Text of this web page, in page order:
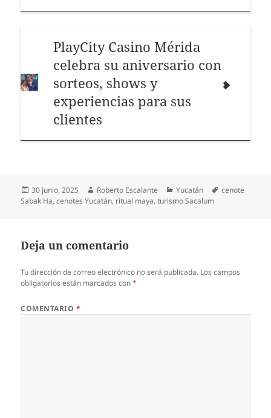
PlayCity Casino Mérida
celebra su aniversario con
sorteos, shows y
experiencias para sus
clientes
Publicado
el
30 junio, 2025 Autor
Roberto Escalante Categorías
Yucatán Etiquetas
cenote
Sabak Ha,cenotes Yucatán, ritual maya,turismo Sacalum
Deja un comentario
Tu dirección de correo electrónico no será publicada. Los campos
obligatorios están marcados con*
COMENTARIO *